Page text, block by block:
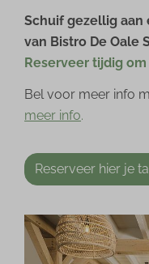
Schuif gezellig
van Bistro De Oale
Reserveer tijdig
Bel voor meer info
meer info.
Reserveer hier je